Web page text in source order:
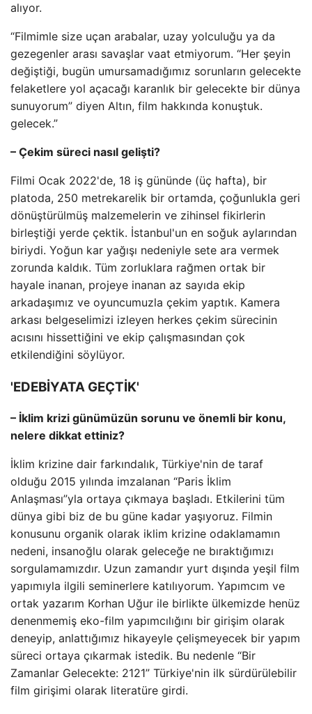
alıyor.
“Filmimle size uçan arabalar, uzay yolculuğu ya da
gezegenler arası savaşlar vaat etmiyorum. “Her şeyin
değiştiği, bugün umursamadığımız sorunların gelecekte
felaketlere yol açacağı karanlık bir gelecekte bir dünya
sunuyorum” diyen Altın, film hakkında konuştuk.
gelecek.”
– Çekim süreci nasıl gelişti?
Filmi Ocak 2022'de, 18 iş gününde (üç hafta), bir
platoda, 250 metrekarelik bir ortamda, çoğunlukla geri
dönüştürülmüş malzemelerin ve zihinsel fikirlerin
birleştiği yerde çektik. İstanbul'un en soğuk aylarından
biriydi. Yoğun kar yağışı nedeniyle sete ara vermek
zorunda kaldık. Tüm zorluklara rağmen ortak bir
hayale inanan, projeye inanan az sayıda ekip
arkadaşımız ve oyuncumuzla çekim yaptık. Kamera
arkası belgeselimizi izleyen herkes çekim sürecinin
acısını hissettiğini ve ekip çalışmasından çok
etkilendiğini söylüyor.
'EDEBİYATA GEÇTİK'
– İklim krizi günümüzün sorunu ve önemli bir konu,
nelere dikkat ettiniz?
İklim krizine dair farkındalık, Türkiye'nin de taraf
olduğu 2015 yılında imzalanan “Paris İklim
Anlaşması”yla ortaya çıkmaya başladı. Etkilerini tüm
dünya gibi biz de bu güne kadar yaşıyoruz. Filmin
konusunu organik olarak iklim krizine odaklamamın
nedeni, insanoğlu olarak geleceğe ne bıraktığımızı
sorgulamamızdır. Uzun zamandır yurt dışında yeşil film
yapımıyla ilgili seminerlere katılıyorum. Yapımcım ve
ortak yazarım Korhan Uğur ile birlikte ülkemizde henüz
denenmemiş eko-film yapımcılığını bir girişim olarak
deneyip, anlattığımız hikayeyle çelişmeyecek bir yapım
süreci ortaya çıkarmak istedik. Bu nedenle “Bir
Zamanlar Gelecekte: 2121” Türkiye'nin ilk sürdürülebilir
film girişimi olarak literatüre girdi.